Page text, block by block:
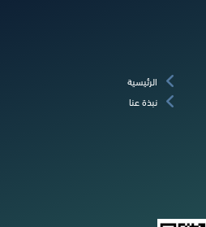
الرئيسية
نبذة عنا